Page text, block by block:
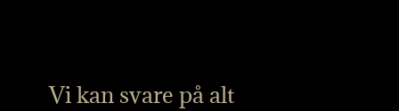
Vi kan svare på alt